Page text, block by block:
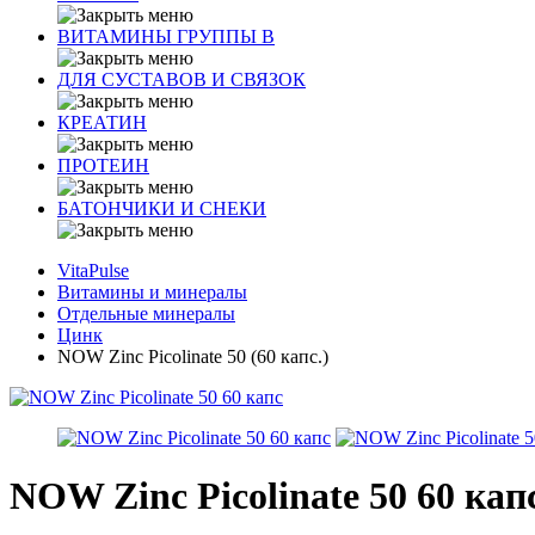
ВИТАМИНЫ ГРУППЫ В
ДЛЯ СУСТАВОВ И СВЯЗОК
КРЕАТИН
ПРОТЕИН
БАТОНЧИКИ И СНЕКИ
VitaPulse
Витамины и минералы
Отдельные минералы
Цинк
NOW Zinc Picolinate 50 (60 капс.)
NOW Zinc Picolinate 50 60